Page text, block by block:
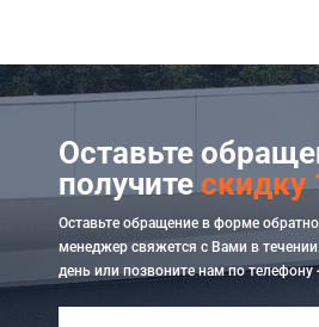
Оставьте
получитескидку
Оставьте обращение в форме
менеджер свяжется с Вами в
день или позвоните нам по телефону